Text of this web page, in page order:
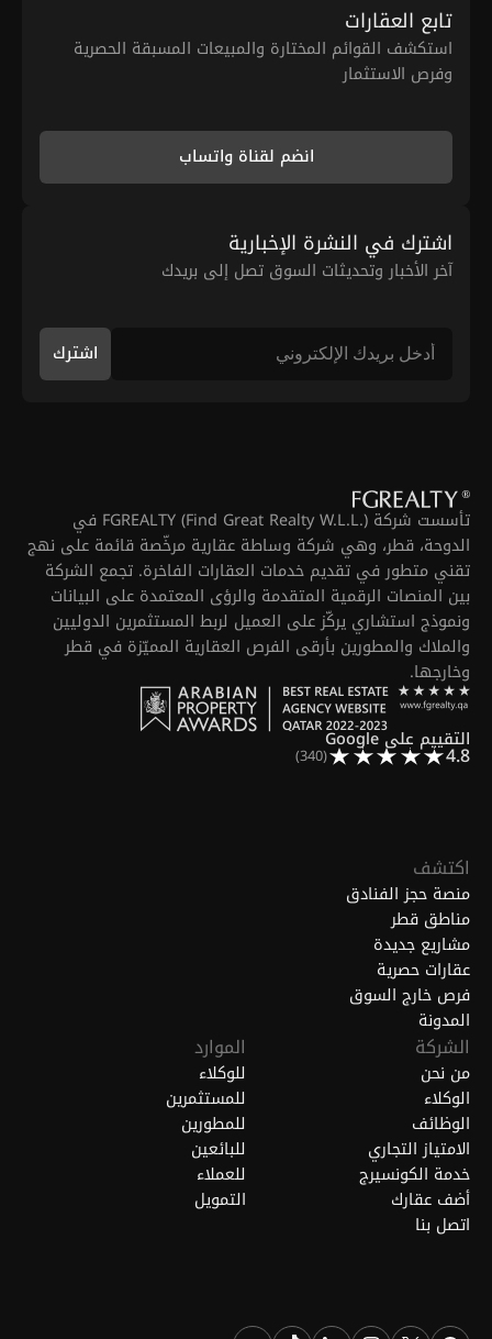
تابع العقارات
استكشف القوائم المختارة والمبيعات المسبقة الحصرية
وفرص الاستثمار
انضم لقناة واتساب
اشترك في النشرة الإخبارية
آخر الأخبار وتحديثات السوق تصل إلى بريدك
اشترك
تأسست شركة FGREALTY (Find Great Realty W.L.L.) في
الدوحة، قطر، وهي شركة وساطة عقارية مرخّصة قائمة على نهج
تقني متطور في تقديم خدمات العقارات الفاخرة. تجمع الشركة
بين المنصات الرقمية المتقدمة والرؤى المعتمدة على البيانات
ونموذج استشاري يركّز على العميل لربط المستثمرين الدوليين
والملاك والمطورين بأرقى الفرص العقارية المميّزة في قطر
وخارجها.
التقييم على Google
4.8
(340)
اكتشف
منصة حجز الفنادق
مناطق قطر
مشاريع جديدة
عقارات حصرية
فرص خارج السوق
المدونة
الشركة
من نحن
الوكلاء
الوظائف
الامتياز التجاري
خدمة الكونسيرج
أضف عقارك
اتصل بنا
الموارد
للوكلاء
للمستثمرين
للمطورين
للبائعين
للعملاء
التمويل